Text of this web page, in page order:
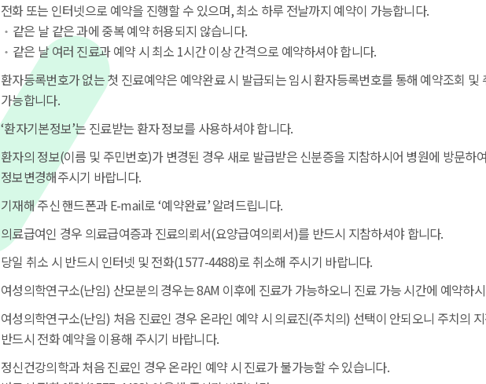
전화 또는 인터넷으로 예약을 진행할 수 있으며, 최소 하루 전날까지 예약이 가능합니다.
같은 날 같은 과에 중복 예약 허용되지 않습니다.
같은 날 여러 진료과 예약 시 최소 1시간 이상 간격으로 예약하셔야 합니다.
환자등록번호가 없는 첫 진료예약은 예약완료 시 발급되는 임시 환자등록번호를 통해 예약조회 및
가능합니다.
‘환자기본정보’는 진료받는 환자 정보를 사용하셔야 합니다.
환자의 정보(이름 및 주민번호)가 변경된 경우 새로 발급받은 신분증을 지참하시어 병원에 방문하
정보변경해주시기 바랍니다.
기재해 주신 핸드폰과 E-mail로 ‘예약완료’ 알려드립니다.
의료급여인 경우 의료급여증과 진료의뢰서(요양급여의뢰서)를 반드시 지참하셔야 합니다.
당일 취소 시 반드시 인터넷 및 전화(1577-4488)로 취소해 주시기 바랍니다.
여성의학연구소(난임) 산모분의 경우는 8AM 이후에 진료가 가능하오니 진료 가능 시간에 예약하
여성의학연구소(난임) 처음 진료인 경우 온라인 예약 시 의료진(주치의) 선택이 안되오니 주치의
반드시 전화 예약을 이용해 주시기 바랍니다.
정신건강의학과 처음 진료인 경우 온라인 예약 시 진료가 불가능할 수 있습니다.